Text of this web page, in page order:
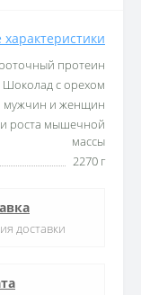
характеристики
протеин
Шоколад с орехом
мужчин и женщин
роста мышечной
массы
2270 г
доставки